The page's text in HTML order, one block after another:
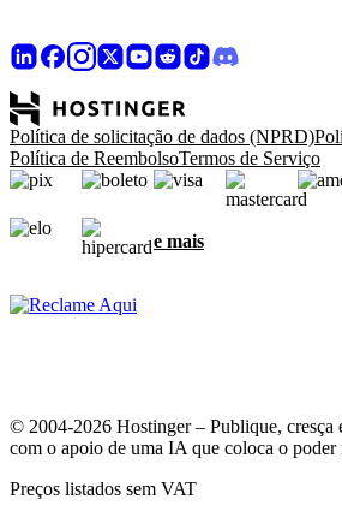
Política de solicitação de dados (NPRD)
Política de ReembolsoTermos de Serviço
e mais
© 2004-2026 Hostinger – Publique, cresça
com o apoio de uma IA que coloca o poder
Preços listados sem VAT